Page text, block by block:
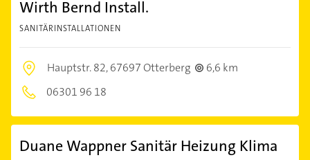
Wirth Bernd Install.
SANITÄRINSTALLATIONEN
Hauptstr. 82,67697 Otterberg
6,6 km
06301 96 18
Duane Wappner Sanitär Heizung Klima